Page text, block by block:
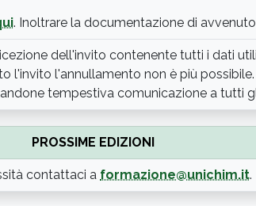
. Inoltrare la documentazione di
dell'invito contenente tutti i dati
l'invito l'annullamento non è più
tempestiva comunicazione a tutti
PROSSIME EDIZIONI
contattaci a formazione@unichim.it.